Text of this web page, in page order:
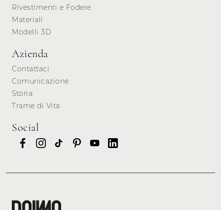
Rivestimenti e Fodere
Materiali
Modelli 3D
Azienda
Contattaci
Comunicazione
Storia
Trame di Vita
Social